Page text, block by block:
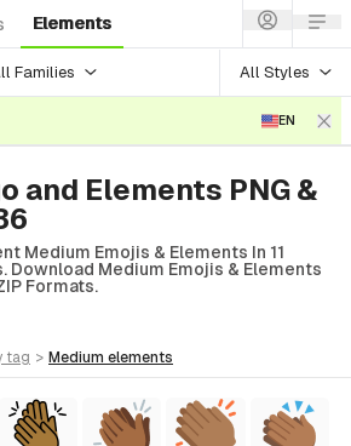
Elements
Families All Styles
EN
and Elements PNG &
Medium Emojis & Elements In 11
Download Medium Emojis & Elements
Formats.
tag > medium elements